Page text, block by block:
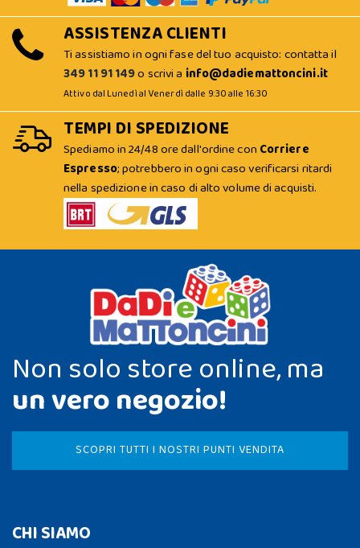
ASSISTENZA CLIENTI
Ti assistiamo in ogni fase del tuo acquisto: contatta il
349 11 91 149o scrivi a info@dadiemattoncini.it
Attivo dal Lunedì al Venerdì dalle 9:30 alle 16:30
TEMPI DI SPEDIZIONE
Spediamo in 24/48 ore dall'ordine con Corriere
Espresso; potrebbero in ogni caso verificarsi ritardi
nella spedizione in caso di alto volume di acquisti.
Non solo store online, ma
un vero negozio!
SCOPRI TUTTI I NOSTRI PUNTI VENDITA
CHI SIAMO